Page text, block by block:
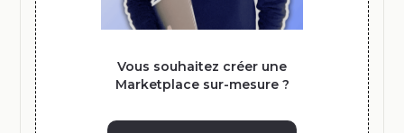
Vous souhaitez créer une
Marketplace sur-mesure ?